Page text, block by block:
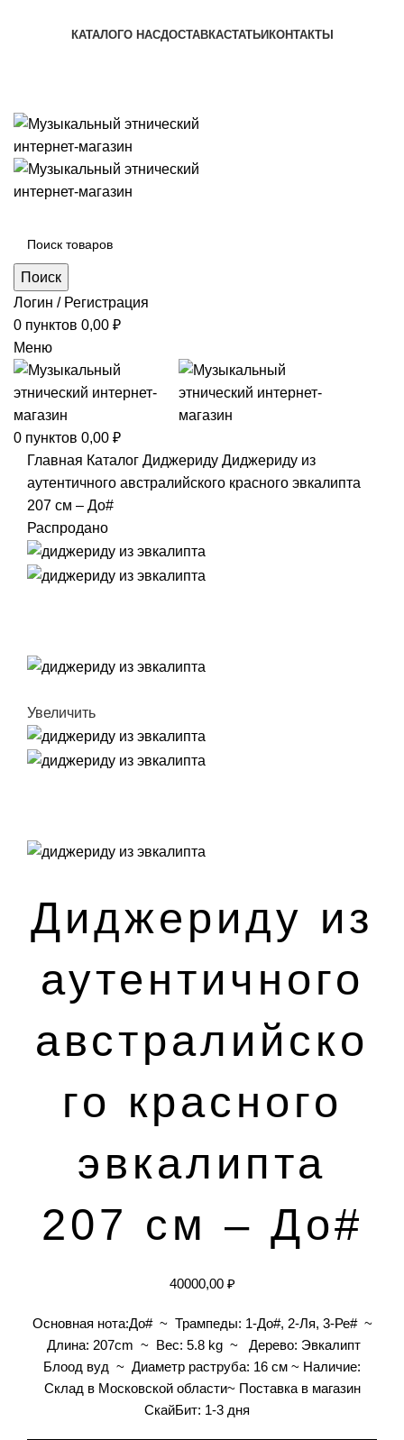
КАТАЛОГО НАСДОСТАВКАСТАТЬИ КОНТАКТЫ
Поиск
Логин / Регистрация
0 пунктов 0,00 ₽
Меню
0 пунктов 0,00 ₽
Главная Каталог Диджериду Диджериду из
аутентичного австралийского красного эвкалипта
207 см – До#
Распродано
Увеличить
Диджериду из
аутентичного
австралийско
го красного
эвкалипта
207 см – До#
40000,00 ₽
Основная нота:До# ~ Трампеды: 1-До#, 2-Ля, 3-Ре# ~
Длина: 207cm ~ Вес: 5.8 kg ~ Дерево: Эвкалипт
Блоод вуд ~ Диаметр раструба: 16 cм ~ Наличие:
Склад в Московской области~ Поставка в магазин
СкайБит: 1-3 дня